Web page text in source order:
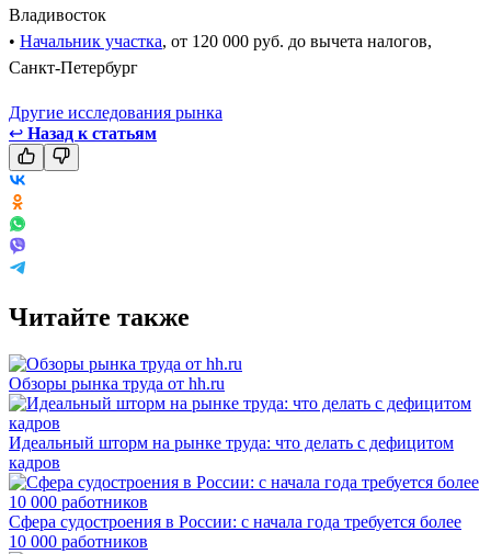
Владивосток
• Начальник участка, от 120 000 руб. до вычета налогов,
Санкт-Петербург
Другие исследования рынка
↩ Назад к статьям
Читайте также
Обзоры рынка труда от hh.ru
Идеальный шторм на рынке труда: что делать с дефицитом
кадров
Сфера судостроения в России: с начала года требуется более
10 000 работников